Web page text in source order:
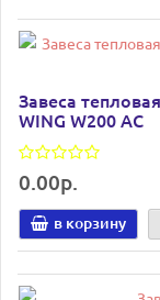
Завеса
WING W200 АC
0.00р.
в корзину